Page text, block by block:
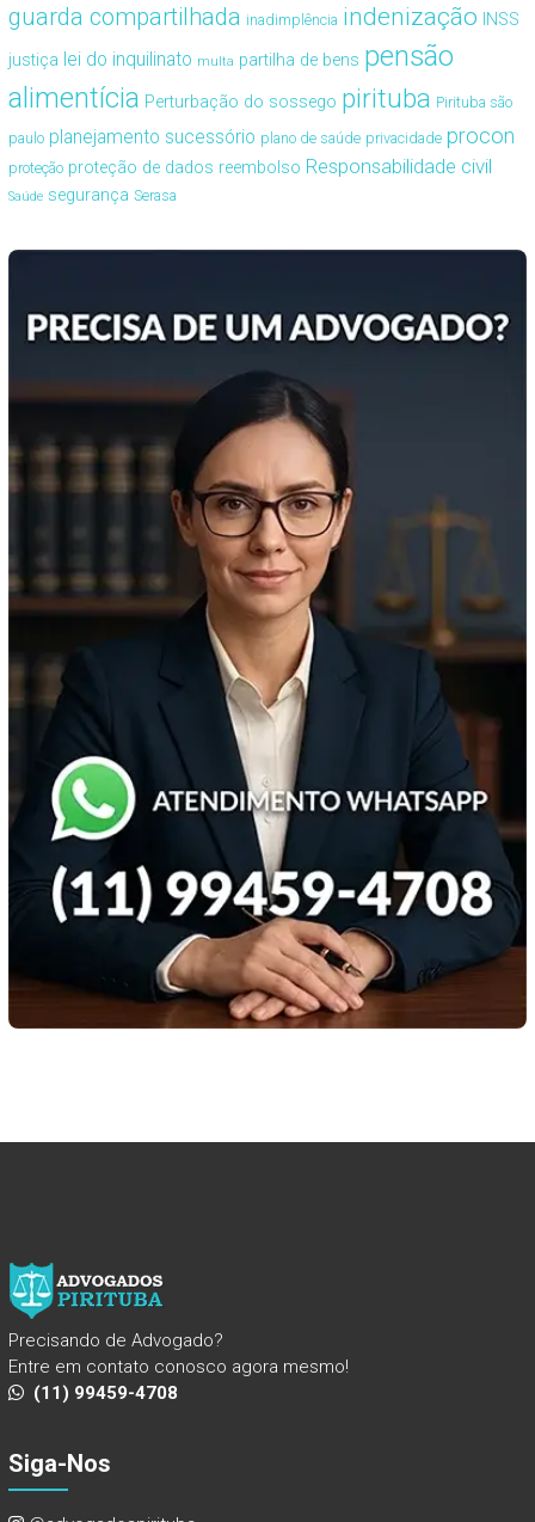
guarda compartilhada inadimplência indenização INSS
justiça lei do inquilinato multa partilha de bens pensão
alimentícia Perturbação do sossego pirituba Pirituba são
paulo planejamento sucessório plano de saúde privacidade procon
proteção proteção de dados reembolso Responsabilidade civil
Saúde segurança Serasa
Precisando de Advogado?
Entre em contato conosco agora mesmo!
(11) 99459-4708
Siga-Nos